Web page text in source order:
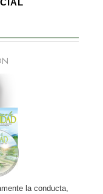
la conducta,